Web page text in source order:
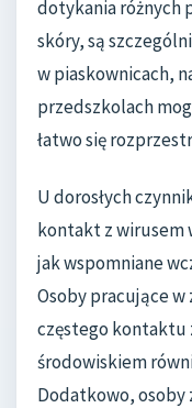
dotykania różnych
skóry, są
w piaskownicach,
przedszkolach
łatwo się
U dorosłych
kontakt z wirusem
jak wspomniane
Osoby pracujące
częstego
środowiskiem
Dodatkowo, osoby